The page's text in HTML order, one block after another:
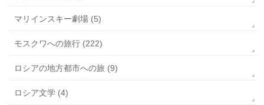
マリインスキー劇場 (5)
モスクワへの旅行 (222)
ロシアの地方都市への旅 (9)
ロシア文学 (4)